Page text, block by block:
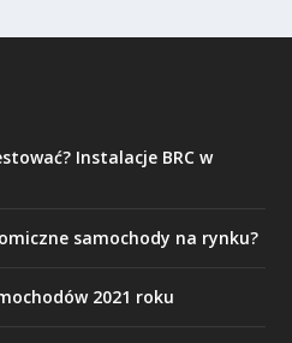
Instalacje BRC w
samochody na rynku?
2021 roku